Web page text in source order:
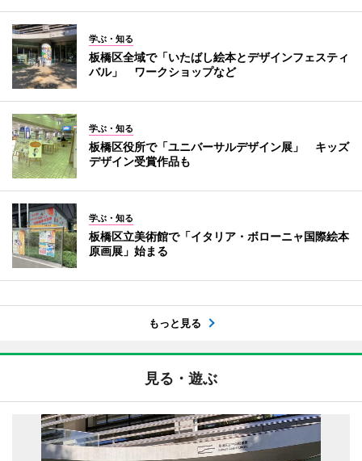
学ぶ・知る
板橋区全域で「いたばし絵本とデザインフェスティ
バル」 ワークショップなど
学ぶ・知る
板橋区役所で「ユニバーサルデザイン展」 キッズ
デザイン受賞作品も
学ぶ・知る
板橋区立美術館で「イタリア・ボローニャ国際絵本
原画展」始まる
もっと見る
見る・遊ぶ